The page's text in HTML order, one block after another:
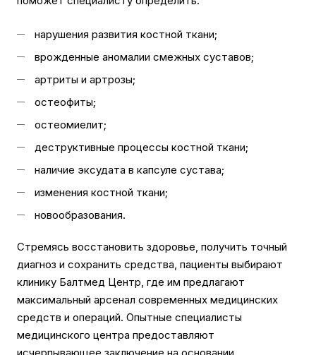
нарушения развития костной ткани;
врожденные аномалии смежных суставов;
артриты и артрозы;
остеофиты;
остеомиелит;
деструктивные процессы костной ткани;
наличие эксудата в капсуле сустава;
изменения костной ткани;
новообразования.
Стремясь восстановить здоровье, получить точный
диагноз и сохранить средства, пациенты выбирают
клинику Балтмед Центр, где им предлагают
максимальный арсенал современных медицинских
средств и операций. Опытные специалисты
медицинского центра предоставляют